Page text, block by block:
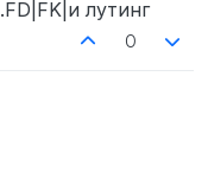
лутинг
0